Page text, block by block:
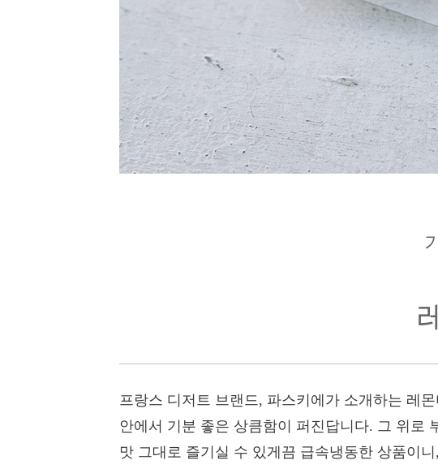
프랑스 디저트 브랜드, 파스키에가 소개하는 레
안에서 기분 좋은 상큼함이 퍼진답니다. 그 위로
맛 그대로 즐기실 수 있게끔 급속냉동한 상품이